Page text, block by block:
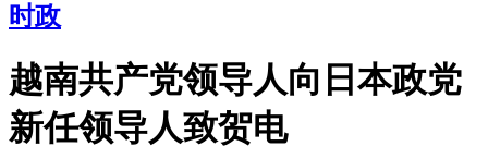
时政
越南共产党领导人向日本政党
新任领导人致贺电